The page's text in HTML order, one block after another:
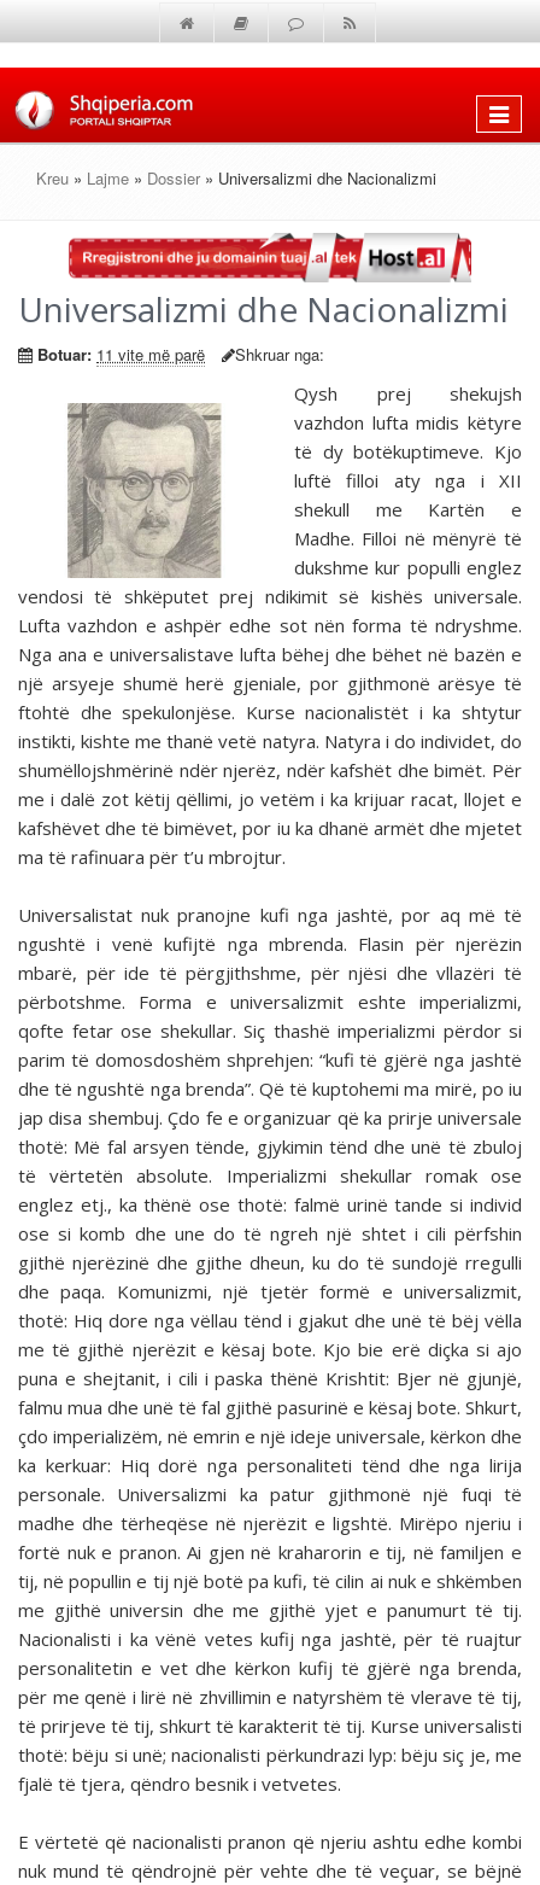
Shfaq
Kreu » Lajme » Dossier » Universalizmi dhe Nacionalizmi
Universalizmi dhe Nacionalizmi
Botuar: 11 vite më parë Shkruar nga:
Qysh prej shekujsh
vazhdon lufta midis këtyre
të dy botëkuptimeve. Kjo
luftë filloi aty nga i XII
shekull me Kartën e
Madhe. Filloi në mënyrë të
dukshme kur populli englez
vendosi të shkëputet prej ndikimit së kishës universale.
Lufta vazhdon e ashpër edhe sot nën forma të ndryshme.
Nga ana e universalistave lufta bëhej dhe bëhet në bazën e
një arsyeje shumë herë gjeniale, por gjithmonë arësye të
ftohtë dhe spekulonjëse. Kurse nacionalistët i ka shtytur
instikti, kishte me thanë vetë natyra. Natyra i do individet, do
shumëllojshmërinë ndër njerëz, ndër kafshët dhe bimët. Për
me i dalë zot këtij qëllimi, jo vetëm i ka krijuar racat, llojet e
kafshëvet dhe të bimëvet, por iu ka dhanë armët dhe mjetet
ma të rafinuara për t’u mbrojtur.
Universalistat nuk pranojne kufi nga jashtë, por aq më të
ngushtë i venë kufijtë nga mbrenda. Flasin për njerëzin
mbarë, për ide të përgjithshme, për njësi dhe vllazëri të
përbotshme. Forma e universalizmit eshte imperializmi,
qofte fetar ose shekullar. Siç thashë imperializmi përdor si
parim të domosdoshëm shprehjen: “kufi të gjërë nga jashtë
dhe të ngushtë nga brenda”. Që të kuptohemi ma mirë, po iu
jap disa shembuj. Çdo fe e organizuar që ka prirje universale
thotë: Më fal arsyen tënde, gjykimin tënd dhe unë të zbuloj
të vërtetën absolute. Imperializmi shekullar romak ose
englez etj., ka thënë ose thotë: falmë urinë tande si individ
ose si komb dhe une do të ngreh një shtet i cili përfshin
gjithë njerëzinë dhe gjithe dheun, ku do të sundojë rregulli
dhe paqa. Komunizmi, një tjetër formë e universalizmit,
thotë: Hiq dore nga vëllau tënd i gjakut dhe unë të bëj vëlla
me të gjithë njerëzit e kësaj bote. Kjo bie erë diçka si ajo
puna e shejtanit, i cili i paska thënë Krishtit: Bjer në gjunjë,
falmu mua dhe unë të fal gjithë pasurinë e kësaj bote. Shkurt,
çdo imperializëm, në emrin e një ideje universale, kërkon dhe
ka kerkuar: Hiq dorë nga personaliteti tënd dhe nga lirija
personale. Universalizmi ka patur gjithmonë një fuqi të
madhe dhe tërheqëse në njerëzit e ligshtë. Mirëpo njeriu i
fortë nuk e pranon. Ai gjen në kraharorin e tij, në familjen e
tij, në popullin e tij një botë pa kufi, të cilin ai nuk e shkëmben
me gjithë universin dhe me gjithë yjet e panumurt të tij.
Nacionalisti i ka vënë vetes kufij nga jashtë, për të ruajtur
personalitetin e vet dhe kërkon kufij të gjërë nga brenda,
për me qenë i lirë në zhvillimin e natyrshëm të vlerave të tij,
të prirjeve të tij, shkurt të karakterit të tij. Kurse universalisti
thotë: bëju si unë; nacionalisti përkundrazi lyp: bëju siç je, me
fjalë të tjera, qëndro besnik i vetvetes.
E vërtetë që nacionalisti pranon që njeriu ashtu edhe kombi
nuk mund të qëndrojnë për vehte dhe të veçuar, se bëjnë